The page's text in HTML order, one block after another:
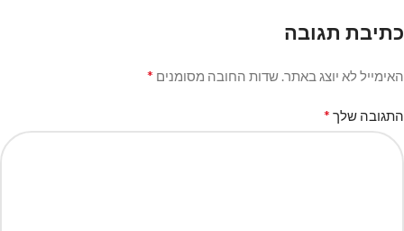
כתיבת תגובה
האימייל לא יוצג באתר. שדות החובה מסומנים *
התגובה שלך *